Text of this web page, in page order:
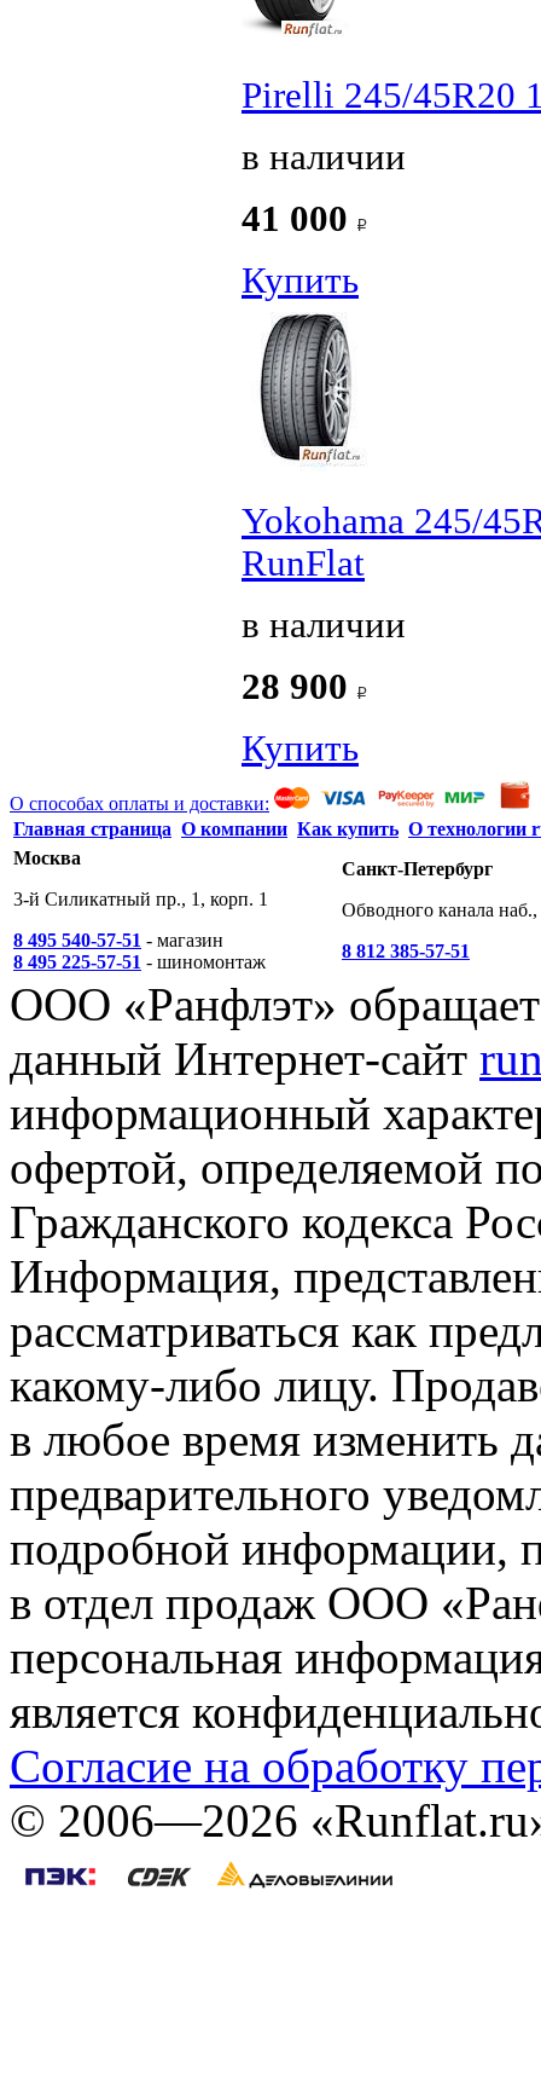
Pirelli 245/45R20
в наличии
41 000
Купить
Yokohama 245/
RunFlat
в наличии
28 900
Купить
О способах оплаты и доставки:
Главная страница О компании Как купить О технологии
Москва
3-й Силикатный пр., 1, корп. 1
8 495 540-57-51 - магазин
8 495 225-57-51 - шиномонтаж
Санкт-Петербург
Обводного канала
8 812 385-57-51
ООО «Ранфлэт»
данный Интернет-сайт
информационный
офертой, определяемой
Гражданского кодекса
Информация,
рассматриваться как
какому-либо лицу.
в любое время изменить
предварительного
подробной информации,
в отдел продаж ООО
персональная
является
Согласие на обработку
© 2006—2026